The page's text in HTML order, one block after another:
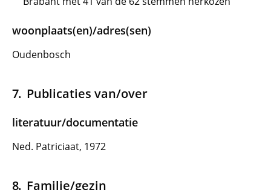
woonplaats(en)/adres(sen)
Oudenbosch
Publicaties van/over
literatuur/documentatie
Ned. Patriciaat, 1972
Familie/gezin